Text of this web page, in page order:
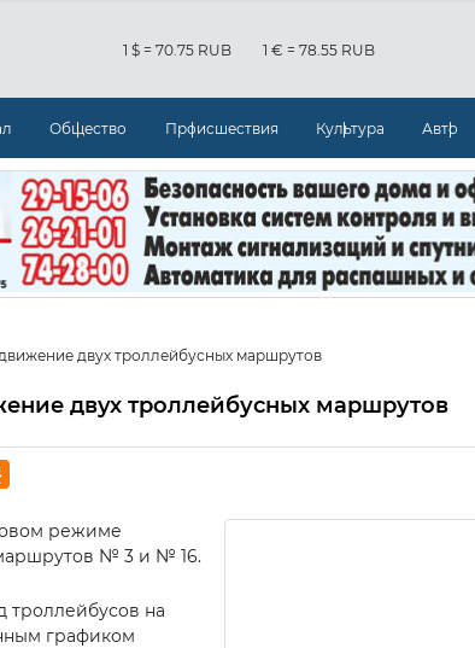
1 $ = 70.75 RUB 1 € = 78.55 RUB
Общество Происшествия Культура Авто
двух троллейбусных маршрутов
двух троллейбусных маршрутов
режиме
№ 3 и № 16.
троллейбусов на
графиком